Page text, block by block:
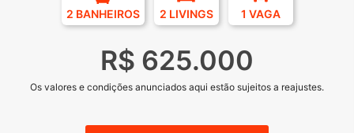
2 BANHEIROS 2 LIVINGS 1 VAGA
R$ 625.000
Os valores e condições anunciados aqui estão sujeitos a reajustes.